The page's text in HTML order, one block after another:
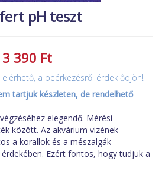
pH teszt
3 390 Ft
a beérkezésről érdeklődjön!
tartjuk készleten, de rendelhető
elegendő. Mérési
között. Az akvárium vizének
a korallok és a mészalgák
Ezért fontos, hogy tudjuk a